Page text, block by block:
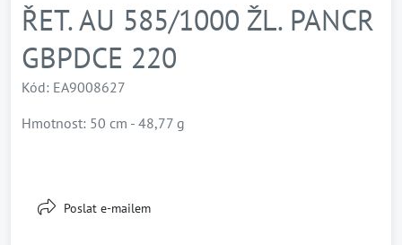
ŘET. AU 585/1000 ŽL. PANCR
GBPDCE 220
Kód: EA9008627
Hmotnost: 50 cm - 48,77 g
Poslat e-mailem